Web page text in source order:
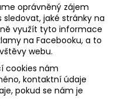
oprávněný zájem
jaké stránky na
využít tyto informace
na Facebooku, a to
webu.
cookies nám
kontaktní údaje
pokud se nám je